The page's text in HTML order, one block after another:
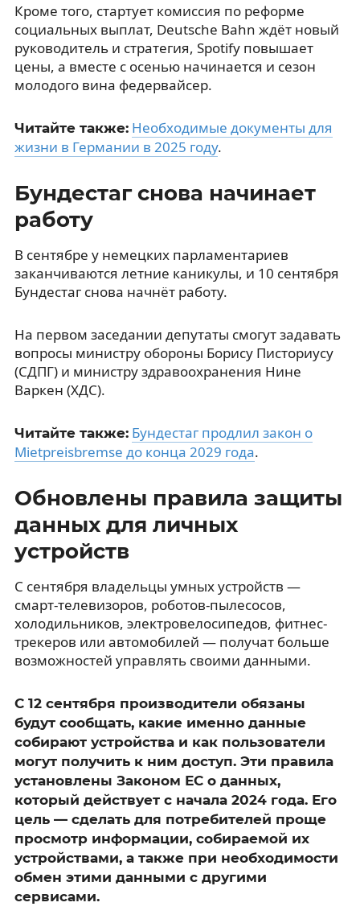
Кроме того, стартует комиссия по реформе
социальных выплат, Deutsche Bahn ждёт новый
руководитель и стратегия, Spotify повышает
цены, а вместе с осенью начинается и сезон
молодого вина федервайсер.
Читайте также: Необходимые документы для
жизни в Германии в 2025 году.
Бундестаг снова начинает
работу
В сентябре у немецких парламентариев
заканчиваются летние каникулы, и 10 сентября
Бундестаг снова начнёт работу.
На первом заседании депутаты смогут задавать
вопросы министру обороны Борису Писториусу
(СДПГ) и министру здравоохранения Нине
Варкен (ХДС).
Читайте также: Бундестаг продлил закон о
Mietpreisbremse до конца 2029 года.
Обновлены правила защиты
данных для личных
устройств
С сентября владельцы умных устройств —
смарт-телевизоров, роботов-пылесосов,
холодильников, электровелосипедов, фитнес-
трекеров или автомобилей — получат больше
возможностей управлять своими данными.
С 12 сентября производители обязаны
будут сообщать, какие именно данные
собирают устройства и как пользователи
могут получить к ним доступ. Эти правила
установлены Законом ЕС о данных,
который действует с начала 2024 года. Его
цель — сделать для потребителей проще
просмотр информации, собираемой их
устройствами, а также при необходимости
обмен этими данными с другими
сервисами.